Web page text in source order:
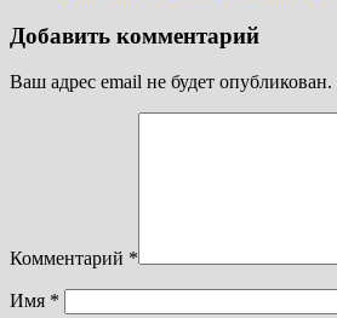
Добавить комментарий
Ваш адрес email не будет опубликован.
Комментарий *
Имя *